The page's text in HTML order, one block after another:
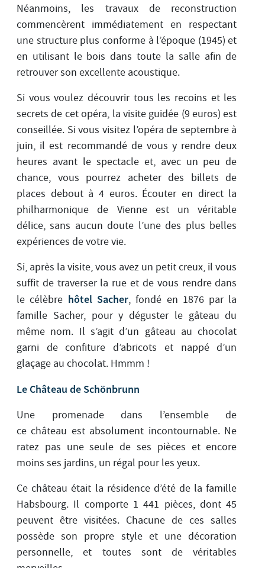
Néanmoins, les travaux de reconstruction
commencèrent immédiatement en respectant
une structure plus conforme à l’époque (1945) et
en utilisant le bois dans toute la salle afin de
retrouver son excellente acoustique.
Si vous voulez découvrir tous les recoins et les
secrets de cet opéra, la visite guidée (9 euros) est
conseillée. Si vous visitez l’opéra de septembre à
juin, il est recommandé de vous y rendre deux
heures avant le spectacle et, avec un peu de
chance, vous pourrez acheter des billets de
places debout à 4 euros. Écouter en direct la
philharmonique de Vienne est un véritable
délice, sans aucun doute l’une des plus belles
expériences de votre vie.
Si, après la visite, vous avez un petit creux, il vous
suffit de traverser la rue et de vous rendre dans
le célèbre hôtel Sacher, fondé en 1876 par la
famille Sacher, pour y déguster le gâteau du
même nom. Il s’agit d’un gâteau au chocolat
garni de confiture d’abricots et nappé d’un
glaçage au chocolat. Hmmm !
Le Château de Schönbrunn
Une promenade dans l’ensemble de
ce château est absolument incontournable. Ne
ratez pas une seule de ses pièces et encore
moins ses jardins, un régal pour les yeux.
Ce château était la résidence d’été de la famille
Habsbourg. Il comporte 1 441 pièces, dont 45
peuvent être visitées. Chacune de ces salles
possède son propre style et une décoration
personnelle, et toutes sont de véritables